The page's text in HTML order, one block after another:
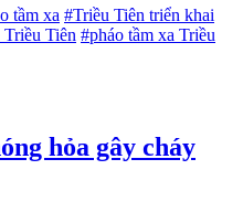
tầm xa #Triều Tiên triển khai
Tiên #pháo tầm xa Triều
hỏa gây cháy